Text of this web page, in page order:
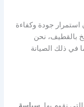
جودة وكفاءة
بالقطيف، نحن
في ذلك الصيانة